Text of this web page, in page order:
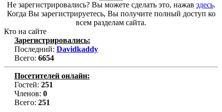
Не зарегистрировались? Вы можете сделать это, нажав здесь.
Когда Вы зарегистрируетесь, Вы получите полный доступ ко
всем разделам сайта.
Кто на сайте
Зарегистрировались:
Последний: Davidkaddy
Всего: 6654
Посетителей онлайн:
Гостей: 251
Членов: 0
Всего: 251